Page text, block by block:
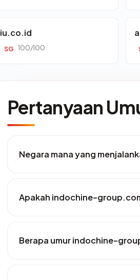
iu.co.id
SG 100/100
Pertanyaan
Negara mana yang
Apakah indochine-
Berapa umur indochine-